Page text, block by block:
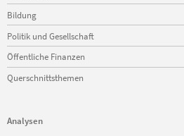
Bildung
Politik und Gesellschaft
Öffentliche Finanzen
Querschnittsthemen
Analysen